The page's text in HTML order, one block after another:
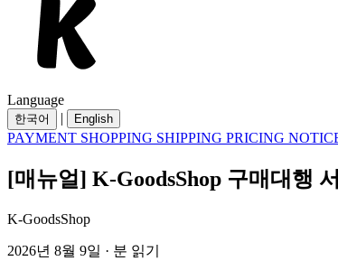
Language
한국어 | English
PAYMENT SHOPPING SHIPPING PRICING
[매뉴얼] K-GoodsShop 구매대행
K-GoodsShop
2026년 8월 9일 · 분 읽기